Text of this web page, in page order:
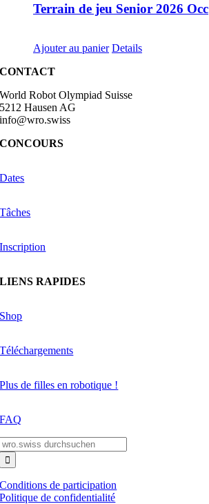
Terrain de jeu Senior 2026 Occ
Ajouter au panier Details
CONTACT
World Robot Olympiad Suisse
5212 Hausen AG
info@wro.swiss
CONCOURS
Dates
Tâches
Inscription
LIENS RAPIDES
Shop
Téléchargements
Plus de filles en robotique !
FAQ
Conditions de participation
Politique de confidentialité